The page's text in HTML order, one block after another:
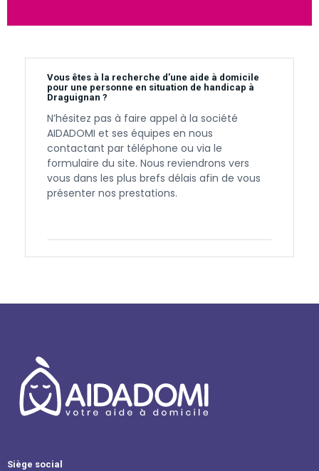
Vous êtes à la recherche d’une aide à domicile
pour une personne en situation de handicap à
Draguignan ?
N’hésitez pas à faire appel à la société
AIDADOMI et ses équipes en nous
contactant par téléphone ou via le
formulaire du site. Nous reviendrons vers
vous dans les plus brefs délais afin de vous
présenter nos prestations.
Siège social